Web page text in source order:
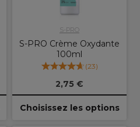
S-PRO
S-PRO Crème Oxydante
100ml
(23)
2,75 €
Choisissez les options